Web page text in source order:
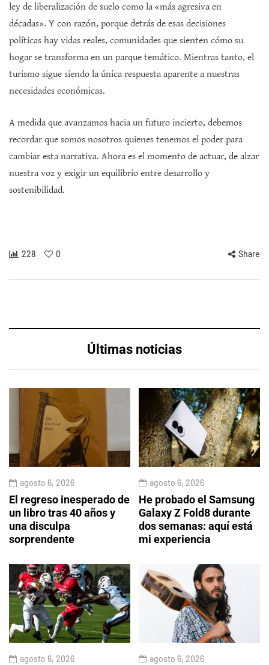
ley de liberalización de suelo como la «más agresiva en
décadas». Y con razón, porque detrás de esas decisiones
políticas hay vidas reales, comunidades que sienten cómo su
hogar se transforma en un parque temático. Mientras tanto, el
turismo sigue siendo la única respuesta aparente a nuestras
necesidades económicas.
A medida que avanzamos hacia un futuro incierto, debemos
recordar que somos nosotros quienes tenemos el poder para
cambiar esta narrativa. Ahora es el momento de actuar, de alzar
nuestra voz y exigir un equilibrio entre desarrollo y
sostenibilidad.
228 0 Share
Últimas noticias
agosto 6, 2026
El regreso inesperado de
un libro tras 40 años y
una disculpa
sorprendente
agosto 6, 2026
He probado el Samsung
Galaxy Z Fold8 durante
dos semanas: aquí está
mi experiencia
agosto 6, 2026 agosto 6, 2026